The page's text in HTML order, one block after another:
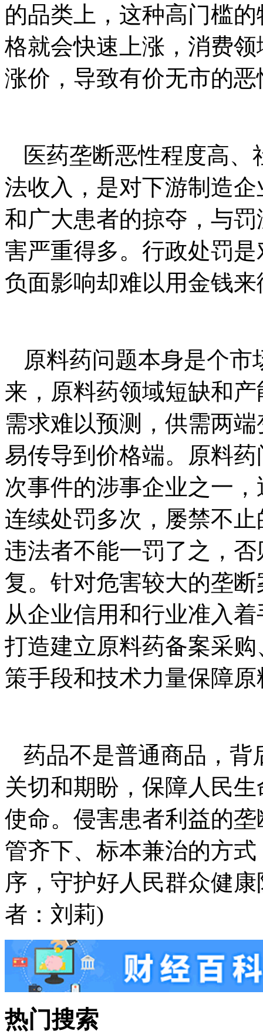
的品类上，这种高门槛
格就会快速上涨，消费
涨价，导致有价无市的
医药垄断恶性程度高
法收入，是对下游制造
和广大患者的掠夺，与
害严重得多。行政处罚
负面影响却难以用金钱来
原料药问题本身是个
来，原料药领域短缺和
需求难以预测，供需两
易传导到价格端。原料
次事件的涉事企业之一
连续处罚多次，屡禁不
违法者不能一罚了之，
复。针对危害较大的垄
从企业信用和行业准入
打造建立原料药备案采
策手段和技术力量保障
药品不是普通商品，背
关切和期盼，保障人民
使命。侵害患者利益的
管齐下、标本兼治的方
序，守护好人民群众健
者：刘莉)
热门搜索